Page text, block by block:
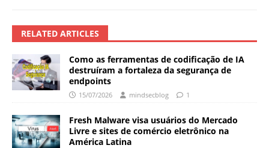
RELATED ARTICLES
Como as ferramentas de codificação de IA
destruíram a fortaleza da segurança de
endpoints
15/07/2026 mindsecblog 1
Fresh Malware visa usuários do Mercado
Livre e sites de comércio eletrônico na
América Latina